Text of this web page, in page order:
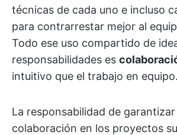
técnicas de cada uno e incluso
para contrarrestar mejor al
Todo ese uso compartido de
responsabilidades es
intuitivo que el trabajo en equipo.
La responsabilidad de
colaboración en los proyectos